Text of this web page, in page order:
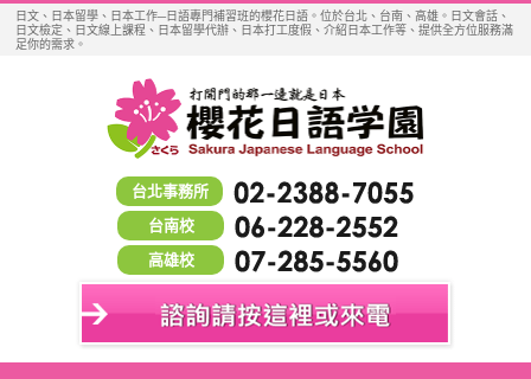
日文、日本留學、日本工作─日語專門補習班的櫻花日語。位於台北、台南、高雄。日文會話、
日文檢定、日文線上課程、日本留學代辦、日本打工度假、介紹日本工作等、提供全方位服務滿
足你的需求。
台北事務所
台南校
高雄校